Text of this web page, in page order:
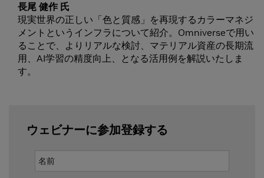
長尾 健作 氏
現実世界の正しい「色と質感」を再現するカラーマネジ
メントというインフラについて紹介。Omniverseで用い
ることで、よりリアルな検討、マテリアル資産の長期流
用、AI学習の精度向上、となる活用例を解説いたしま
す。
ウェビナーに参加登録する